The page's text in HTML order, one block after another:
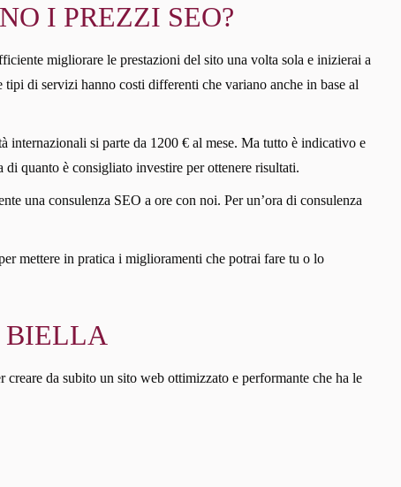
I PREZZI SEO?
migliorare le prestazioni del sito una volta sola e inizierai a
di servizi hanno costi differenti che variano anche in base al
internazionali si parte da 1200 € al mese. Ma tutto è indicativo e
quanto è consigliato investire per ottenere risultati.
una consulenza SEO a ore con noi. Per un’ora di consulenza
mettere in pratica i miglioramenti che potrai fare tu o lo
BIELLA
creare da subito un sito web ottimizzato e performante che ha le